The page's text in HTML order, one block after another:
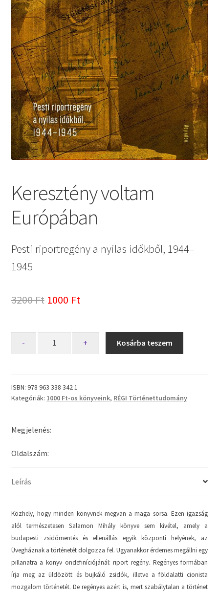
Keresztény voltam
Európában
Pesti riportregény a nyilas időkből, 1944–
1945
3200Ft Original
was:
1000 FtCurrent
is:
1000 Ft.
- + Kosárba teszem
ISBN: 978 963 338 342 1
Kategóriák: 1000 Ft-os könyveink, RÉGI Történettudomány
Megjelenés:
Oldalszám:
Leírás
Közhely, hogy minden könyvnek megvan a maga sorsa. Ezen igazság
alól természetesen Salamon Mihály könyve sem kivétel, amely a
budapesti zsidómentés és ellenállás egyik központi helyének, az
Üvegháznak a történetét dolgozza fel. Ugyanakkor érdemes megállni egy
pillanatra a könyv öndefiníciójánál: riport regény. Regényes formában
írja meg az üldözött és bujkáló zsidók, illetve a földalatti cionista
mozgalom történetét. De regényes azért is, mert szabálytalan a történet